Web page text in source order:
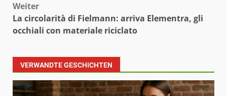
Weiter
La circolarità di Fielmann: arriva Elementra, gli
occhiali con materiale riciclato
VERWANDTE GESCHICHTEN